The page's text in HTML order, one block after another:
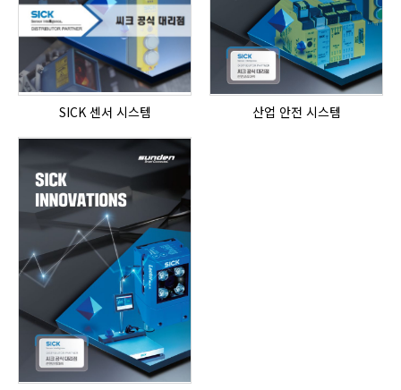
SICK 센서 시스템 산업 안전 시스템